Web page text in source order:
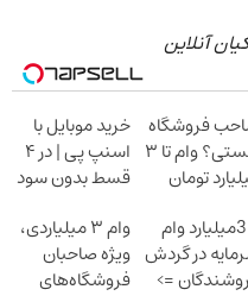
آنلاین
فروشگاه
هستی؟ وام تا ۳
تومان
خرید موبایل با
اسنپ پی | در ۴
قسط بدون سود
تا 3میلیارد وام
در گردش
=>
وام ۳ میلیاردی،
ویژه صاحبان
فروشگاه‌های